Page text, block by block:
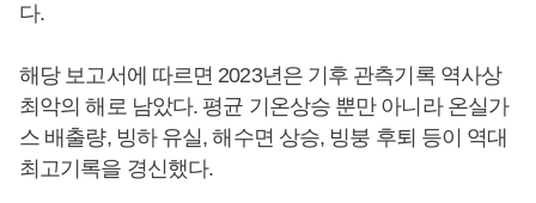
다.
해당 보고서에 따르면 2023년은 기후 관측기록 역사상
최악의 해로 남았다. 평균 기온상승 뿐만 아니라 온실가
스 배출량, 빙하 유실, 해수면 상승, 빙붕 후퇴 등이 역대
최고기록을 경신했다.